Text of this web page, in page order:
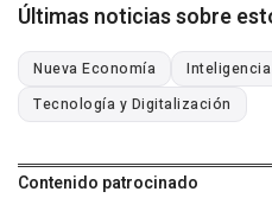
Últimas noticias sobre
Nueva Economía
Tecnología y Digitalización
Contenido patrocinado